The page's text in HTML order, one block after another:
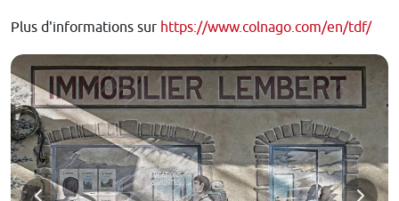
Plus d'informations sur https://www.colnago.com/en/tdf/